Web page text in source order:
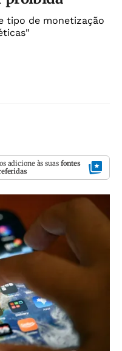
tipo de monetização
adicione às suas fontes